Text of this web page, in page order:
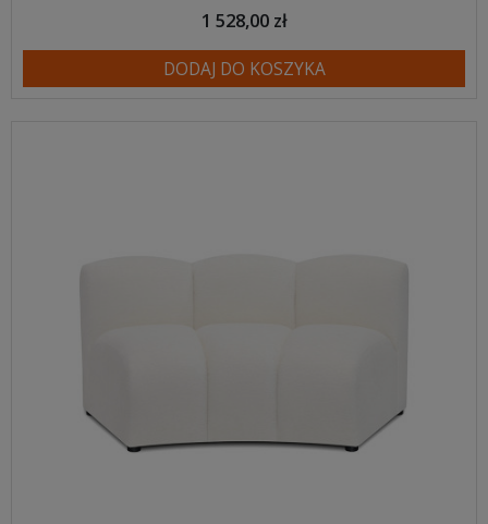
1 528,00 zł
DODAJ DO KOSZYKA